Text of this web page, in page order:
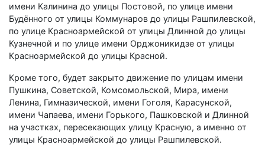
имени Калинина до улицы Постовой, по улице имени
Будённого от улицы Коммунаров до улицы Рашпилевской,
по улице Красноармейской от улицы Длинной до улицы
Кузнечной и по улице имени Орджоникидзе от улицы
Красноармейской до улицы Красной.
Кроме того, будет закрыто движение по улицам имени
Пушкина, Советской, Комсомольской, Мира, имени
Ленина, Гимназической, имени Гоголя, Карасунской,
имени Чапаева, имени Горького, Пашковской и Длинной
на участках, пересекающих улицу Красную, а именно от
улицы Красноармейской до улицы Рашпилевской.